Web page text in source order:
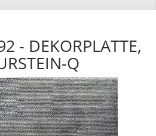
- DEKORPLATTE,
Q